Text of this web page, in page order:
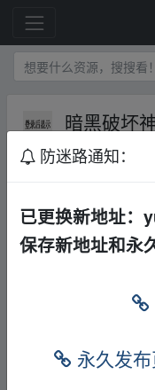
暗黑破坏
单机游戏
本帖含有隐藏内容
1，本站所有内容均
防迷路通知：
已更换新地址：
保存新地址和永
永久发